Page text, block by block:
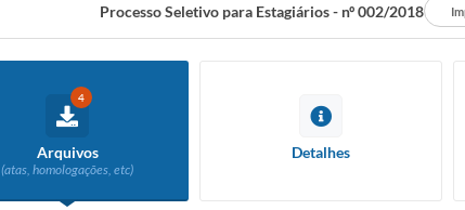
Processo Seletivo para Estagiários - nº 002/2018
4
Arquivos
(atas, homologações, etc)
Detalhes